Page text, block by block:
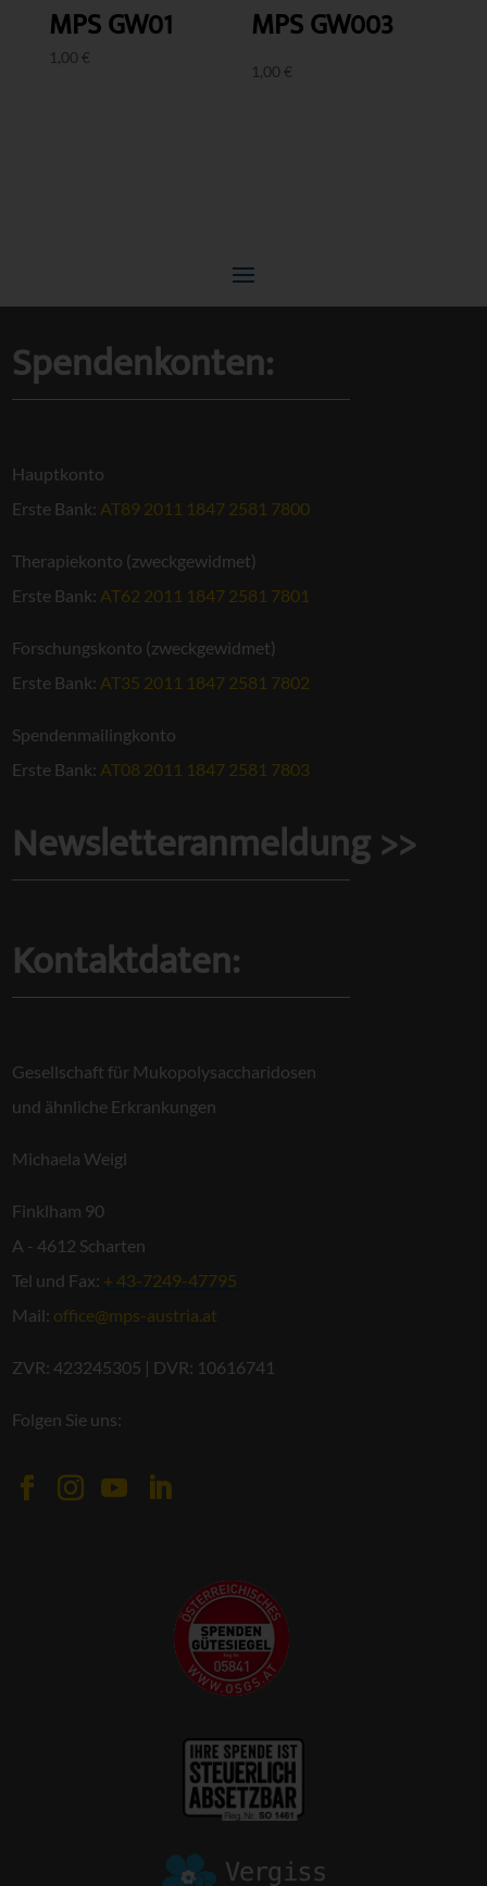
MPS GW01
1,00 €
MPS GW003
1,00 €
Spendenkonten:
Hauptkonto
Erste Bank: AT89 2011 1847 2581 7800
Therapiekonto (zweckgewidmet)
Erste Bank: AT62 2011 1847 2581 7801
Forschungskonto (zweckgewidmet)
Erste Bank: AT35 2011 1847 2581 7802
Spendenmailingkonto
Erste Bank: AT08 2011 1847 2581 7803
Newsletteranmeldung >>
Kontaktdaten:
Gesellschaft für Mukopolysaccharidosen
und ähnliche Erkrankungen
Michaela Weigl
Finklham 90
A - 4612 Scharten
Tel und Fax: + 43-7249-47795
Mail: office@mps-austria.at
ZVR: 423245305 | DVR: 10616741
Folgen Sie uns: